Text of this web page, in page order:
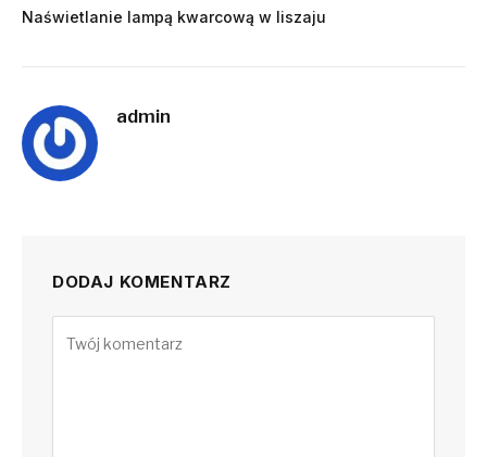
Naświetlanie lampą kwarcową w liszaju
admin
DODAJ KOMENTARZ